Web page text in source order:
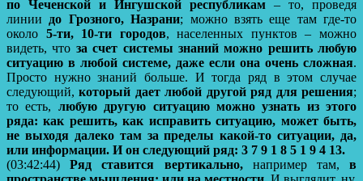
по Чеченской и Ингушской республикам – то, проведя
линии до Грозного, Назрани; можно взять еще там где-то
около 5-ти, 10-ти городов, населенных пунктов – можно
видеть, что за счет системы знаний можно решить любую
ситуацию в любой системе, даже если она очень сложная.
Просто нужно знаний больше. И тогда ряд в этом случае
следующий,который дает любой другой ряд для решения;
то есть, любую другую ситуацию можно узнать из этого
ряда: как решить, как исправить ситуацию, может быть,
не выходя далеко там за пределы какой-то ситуации, да,
или информации. И он следующий ряд: 3 7 9 1 8 5 1 9 4 13.
(03:42:44)Ряд ставится вертикально,например там,в